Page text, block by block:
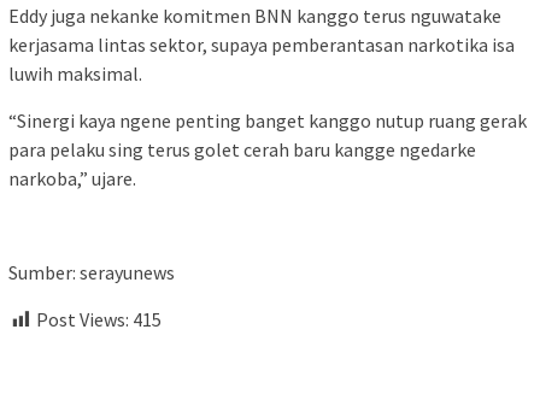
Eddy juga nekanke komitmen BNN kanggo terus nguwatake
kerjasama lintas sektor, supaya pemberantasan narkotika isa
luwih maksimal.
“Sinergi kaya ngene penting banget kanggo nutup ruang gerak
para pelaku sing terus golet cerah baru kangge ngedarke
narkoba,” ujare.
Sumber: serayunews
Post Views: 415